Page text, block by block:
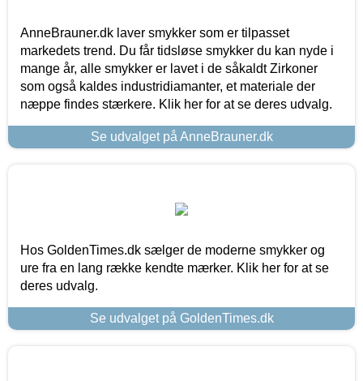
AnneBrauner.dk laver smykker som er tilpasset
markedets trend. Du får tidsløse smykker du kan nyde i
mange år, alle smykker er lavet i de såkaldt Zirkoner
som også kaldes industridiamanter, et materiale der
næppe findes stærkere. Klik her for at se deres udvalg.
Se udvalget på AnneBrauner.dk
Hos GoldenTimes.dk sælger de moderne smykker og
ure fra en lang række kendte mærker. Klik her for at se
deres udvalg.
Se udvalget på GoldenTimes.dk